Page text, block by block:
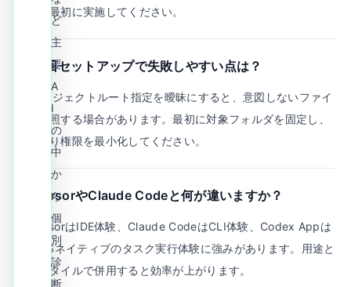
確認を最初に実施してください。
初回セットアップで失敗しやすい点は？
プロジェクトルート指定を曖昧にすると、意図しないファイ
ルを参照する場合があります。最初に対象フォルダを固定し、
読み取り権限を最小化してください。
CursorやClaude Codeと何が違いますか？
CursorはIDE体験、Claude CodeはCLI体験、Codex Appは
macOSネイティブのタスク実行体験に強みがあります。用途と
作業スタイルで併用すると効率が上がります。
ど
主
要
A
I
の
中
か
ら
個
別
診
断